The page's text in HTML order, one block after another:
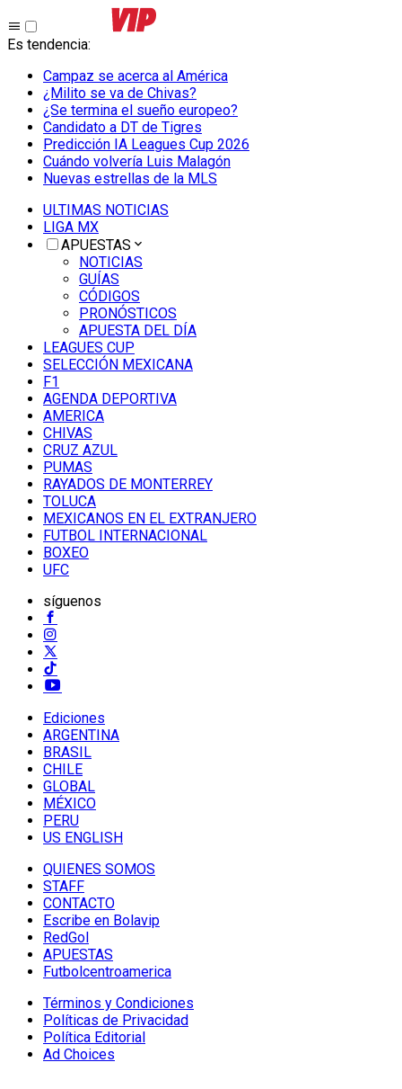
Es tendencia:
Campaz se acerca al América
¿Milito se va de Chivas?
¿Se termina el sueño europeo?
Candidato a DT de Tigres
Predicción IA Leagues Cup 2026
Cuándo volvería Luis Malagón
Nuevas estrellas de la MLS
ULTIMAS NOTICIAS
LIGA MX
APUESTAS
NOTICIAS
GUÍAS
CÓDIGOS
PRONÓSTICOS
APUESTA DEL DÍA
LEAGUES CUP
SELECCIÓN MEXICANA
F1
AGENDA DEPORTIVA
AMERICA
CHIVAS
CRUZ AZUL
PUMAS
RAYADOS DE MONTERREY
TOLUCA
MEXICANOS EN EL EXTRANJERO
FUTBOL INTERNACIONAL
BOXEO
UFC
síguenos
Ediciones
ARGENTINA
BRASIL
CHILE
GLOBAL
MÉXICO
PERU
US ENGLISH
QUIENES SOMOS
STAFF
CONTACTO
Escribe en Bolavip
RedGol
APUESTAS
Futbolcentroamerica
Términos y Condiciones
Políticas de Privacidad
Política Editorial
Ad Choices